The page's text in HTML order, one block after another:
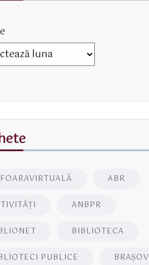
ABR
ANBPR
BIBLIOTECA
PUBLICE BRAŞOV